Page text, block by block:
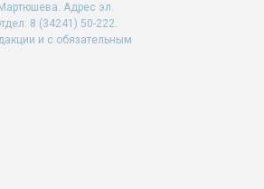
Адрес эл.
8 (34241) 50-222.
и с обязательным